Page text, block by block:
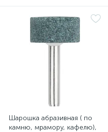
Шарошка абразивная ( по
камню, мрамору, кафелю),